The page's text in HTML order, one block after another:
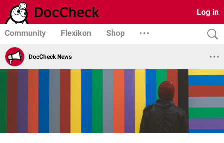
Log in
Community Flexikon Shop
DocCheck News